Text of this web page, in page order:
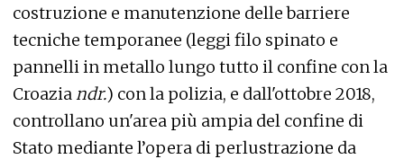
costruzione e manutenzione delle barriere
tecniche temporanee (leggi filo spinato e
pannelli in metallo lungo tutto il confine con la
Croaziandr.) con la polizia, e dall'ottobre 2018,
controllano un'area più ampia del confine di
Stato mediante l’opera di perlustrazione da